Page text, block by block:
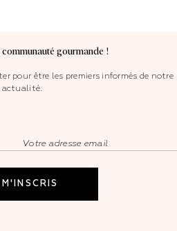
gourmande !
pour être les premiers informés de notre
actualité.